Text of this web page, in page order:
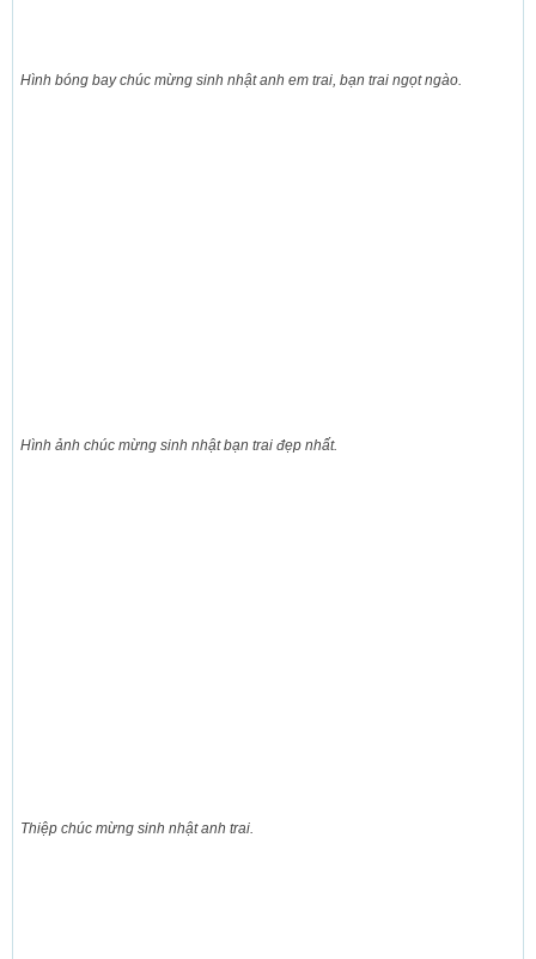
Hình bóng bay chúc mừng sinh nhật anh em trai, bạn trai ngọt ngào.
Hình ảnh chúc mừng sinh nhật bạn trai đẹp nhất.
Thiệp chúc mừng sinh nhật anh trai.